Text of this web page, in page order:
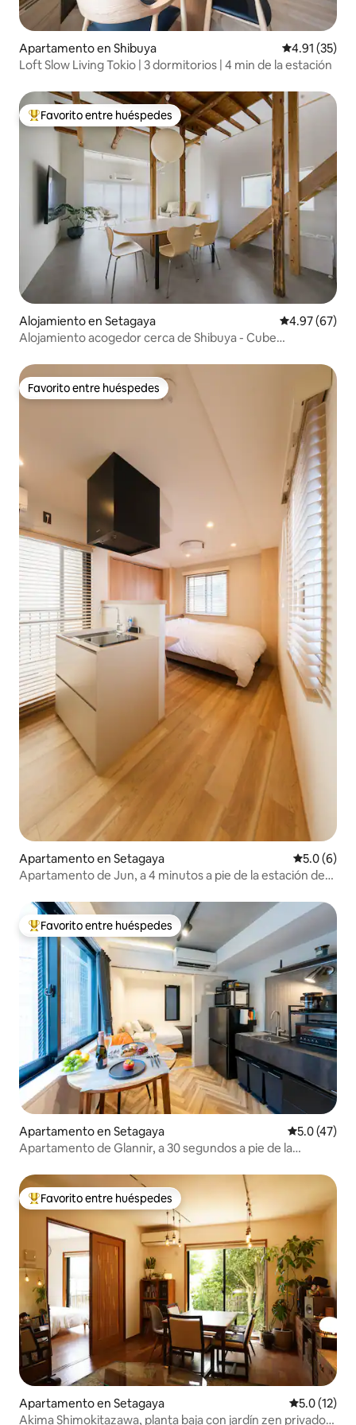
Apartamento en Shibuya Calificación
4.91 (35)
Loft Slow Living Tokio | 3 dormitorios | 4 min de la estación
Favorito entre huéspedes preferido
Favorito entre huéspedes
Alojamiento en Setagaya Calificación
4.97 (67)
Alojamiento acogedor cerca de Shibuya - Cube
Favorito entre huéspedes
Favorito entre huéspedes
Apartamento en Setagaya
5.0 (6)
Apartamento de Jun, a 4 minutos a pie de la estación de
Favorito entre huéspedes preferido
Favorito entre huéspedes
Apartamento en Setagaya Calificación
5.0 (47)
Apartamento de Glannir, a 30 segundos a pie de la
Favorito entre huéspedes preferido
Favorito entre huéspedes
Apartamento en Setagaya Calificación
5.0 (12)
Akima Shimokitazawa, planta baja con jardín zen privado